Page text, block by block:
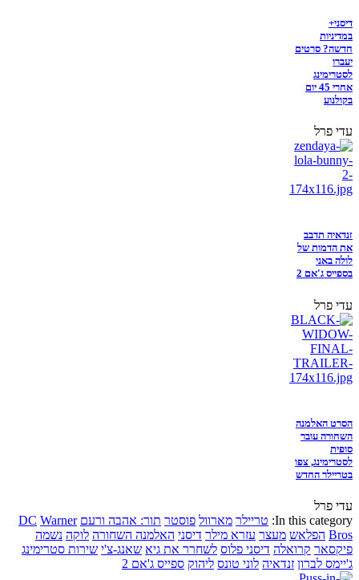
דיסני+
במדיניות
חדשה? סרטים
יעברו
לסטרימינג
אחרי 45 יום
בקולנוע
עדי פרל
זנדאיה תדבב
את הדמות של
לולה באני
בספייס ג'אם 2
עדי פרל
הסרט האלמנה
השחורה עובר
סופית
לסטרימינג, צפו
בטריילר החדש
עדי פרל
In this category: טריילר מארוול פוסטר תור: אהבה ורעם DC Warner
Bros הפלאש מעצר עזרא מילר דיסני האלמנה השחורה לוקה נשמה
פיקסאר קרואלה דיסני פלוס לשחרר את גיא שאנג-צ'י שירות סטרימינג
ג'יימס לברון זנדאיה לוני טונס ליהוק ספייס ג'אם 2